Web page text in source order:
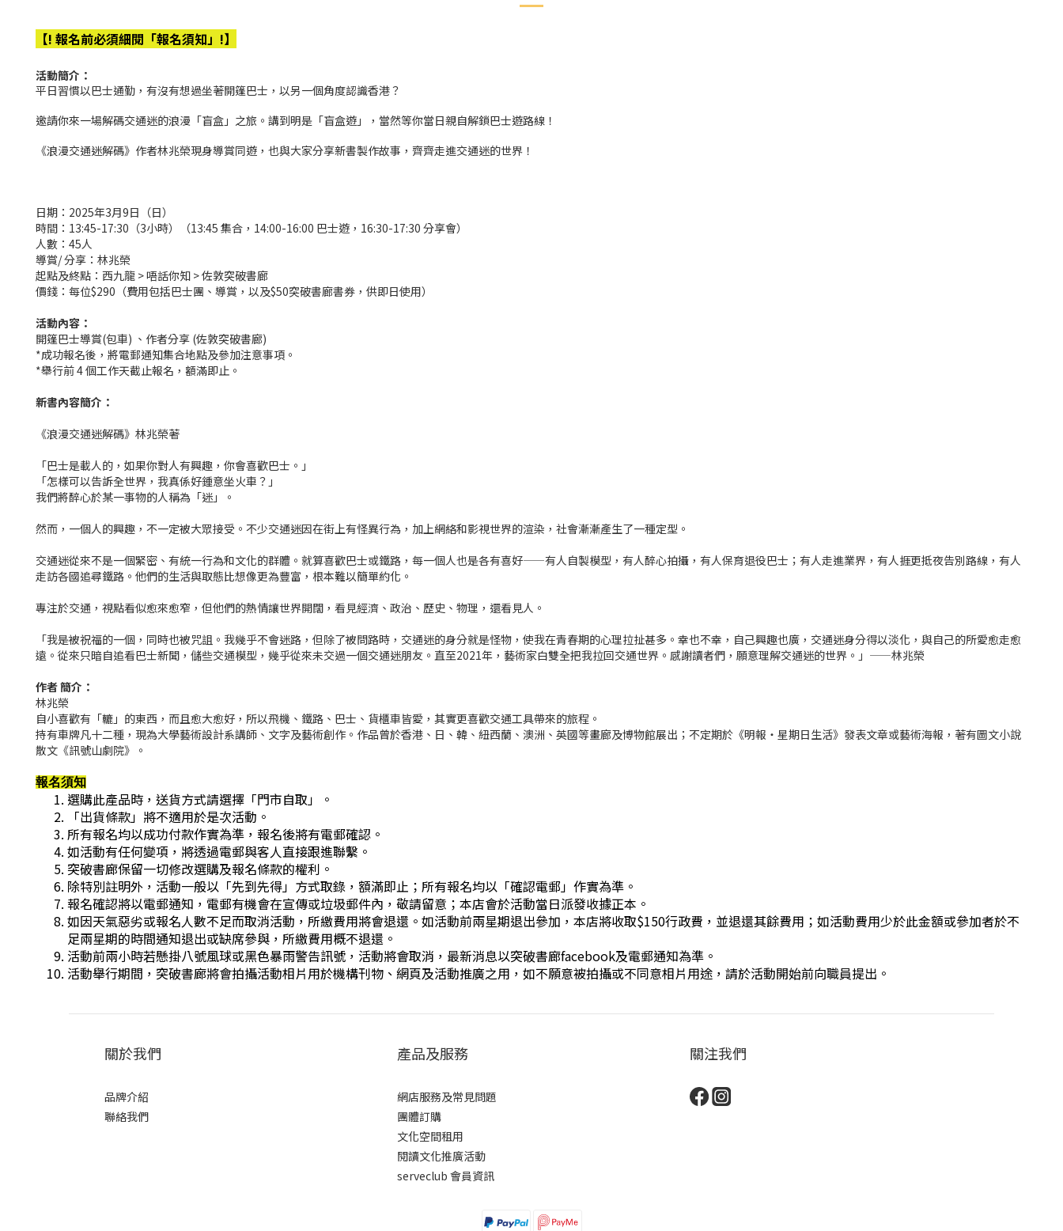
【! 報名前必須細閱「報名須知」!】
活動簡介：
平日習慣以巴士通勤，有沒有想過坐著開篷巴士，以另一個角度認識香港？
邀請你來一場解碼交通迷的浪漫「盲盒」之旅。講到明是「盲盒遊」，當然等你當日親自解鎖巴士遊路線！
《浪漫交通迷解碼》作者林兆榮現身導賞同遊，也與大家分享新書製作故事，齊齊走進交通迷的世界！
日期： 2025年3月9日（日）
時間： 13:45-17:30 （3⼩時）
（13:45 集合，14:00-16:00 巴士遊，16:30-17:30 分享會）
人數：45人
導賞/ 分享：林兆榮
起點及終點：西九龍 > 唔話你知 > 佐敦突破書廊
價錢：每位$290 （費用包括巴士團、導賞，以及$50突破書廊書券，供即日使用）
活動內容：
開篷巴士導賞(包車) 、作者分享 (佐敦突破書廊)
*成功報名後，將電郵通知集合地點及參加注意事項。
*舉行前 4 個工作天截止報名，額滿即止。
新書內容簡介：
《浪漫交通迷解碼》林兆榮著
「巴士是載人的，如果你對人有興趣，你會喜歡巴士。」
「怎樣可以告訴全世界，我真係好鍾意坐火車？」
我們將醉心於某一事物的人稱為「迷」。
然而，一個人的興趣，不一定被大眾接受。不少交通迷因在街上有怪異行為，加上網絡和影視世界的渲染，社會漸漸產生了一種定型。
交通迷從來不是一個緊密、有統一行為和文化的群體。就算喜歡巴士或鐵路，每一個人也是各有喜好——有人自製模型，有人醉心拍攝，有人保育退役巴士；有人走進業界，有人捱更抵夜告別路線，有人
走訪各國追尋鐵路。他們的生活與取態比想像更為豐富，根本難以簡單約化。
專注於交通，視點看似愈來愈窄，但他們的熱情讓世界開闊，看見經濟、政治、歷史、物理，還看見人。
「我是被祝福的一個，同時也被咒詛。我幾乎不會迷路，但除了被問路時，交通迷的身分就是怪物，使我在青春期的心理拉扯甚多。幸也不幸，自己興趣也廣，交通迷身分得以淡化，與自己的所愛愈走愈
遠。從來只暗自追看巴士新聞，儲些交通模型，幾乎從來未交過一個交通迷朋友。直至2021年，藝術家白雙全把我拉回交通世界。感謝讀者們，願意理解交通迷的世界。」——林兆榮
作者 簡介：
林兆榮
自小喜歡有「轆」的東西，而且愈大愈好，所以飛機、鐵路、巴士、貨櫃車皆愛，其實更喜歡交通工具帶來的旅程。
持有車牌凡十二種，現為大學藝術設計系講師、文字及藝術創作。作品曾於香港、日、韓、紐西蘭、澳洲、英國等畫廊及博物館展出；不定期於《明報‧星期日生活》發表文章或藝術海報，著有圖文小說
散文《訊號山劇院》。
報名須知
選購此產品時，送貨方式請選擇「門市自取」。
「出貨條款」將不適用於是次活動。
所有報名均以成功付款作實為準，報名後將有電郵確認。
如活動有任何變項，將透過電郵與客人直接跟進聯繫。
突破書廊保留一切修改選購及報名條款的權利。
除特別註明外，活動一般以「先到先得」方式取錄，額滿即止；所有報名均以「確認電郵」作實為準。
報名確認將以電郵通知，電郵有機會在宣傳或垃圾郵件內，敬請留意；本店會於活動當日派發收據正本。
如因天氣惡劣或報名人數不足而取消活動，所繳費用將會退還。如活動前兩星期退出參加，本店將收取$150行政費，並退還其餘費用；如活動費用少於此金額或參加者於不
足兩星期的時間通知退出或缺席參與，所繳費用概不退還。
活動前兩小時若懸掛八號風球或黑色暴雨警告訊號，活動將會取消，最新消息以突破書廊facebook及電郵通知為準。
活動舉行期間，突破書廊將會拍攝活動相片用於機構刊物、網頁及活動推廣之用，如不願意被拍攝或不同意相片用途，請於活動開始前向職員提出。
關於我們
品牌介紹
聯絡我們
產品及服務
網店服務及常見問題
團體訂購
文化空間租用
閱讀文化推廣活動
serveclub 會員資訊
關注我們